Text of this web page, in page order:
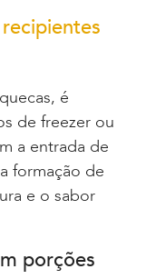
é
de freezer ou
a entrada de
formação de
e o sabor
porções